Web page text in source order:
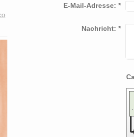
E-Mail-Adresse: *
Nachricht: *